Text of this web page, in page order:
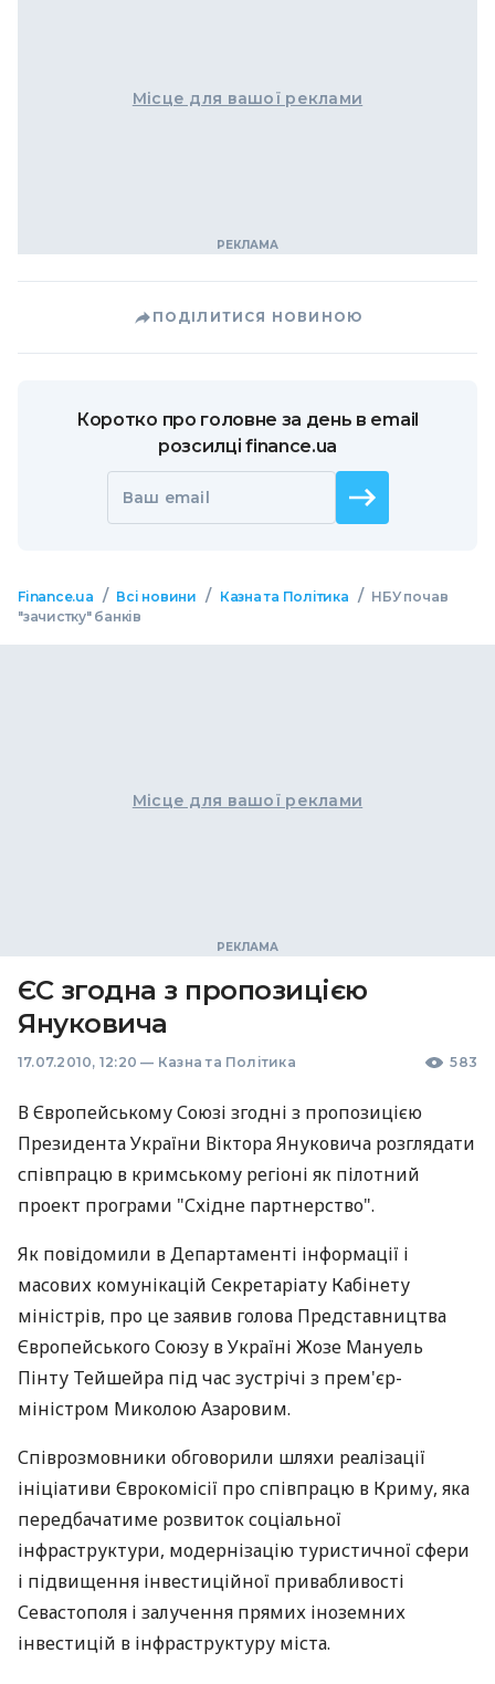
Місце для вашої реклами
ПОДІЛИТИСЯ НОВИНОЮ
Коротко про головне за день в email
розсилці finance.ua
Ваш email
Finance.ua / Всі новини / Казна та Політика / НБУ почав
"зачистку" банків
Місце для вашої реклами
ЄС згодна з пропозицією
Януковича
17.07.2010, 12:20 — Казна та Політика 583
В Європейському Союзі згодні з пропозицією
Президента України Віктора Януковича розглядати
співпрацю в кримському регіоні як пілотний
проект програми "Східне партнерство".
Як повідомили в Департаменті інформації і
масових комунікацій Секретаріату Кабінету
міністрів, про це заявив голова Представництва
Європейського Союзу в Україні Жозе Мануель
Пінту Тейшейра під час зустрічі з прем'єр-
міністром Миколою Азаровим.
Співрозмовники обговорили шляхи реалізації
ініціативи Єврокомісії про співпрацю в Криму, яка
передбачатиме розвиток соціальної
інфраструктури, модернізацію туристичної сфери
і підвищення інвестиційної привабливості
Севастополя і залучення прямих іноземних
інвестицій в інфраструктуру міста.